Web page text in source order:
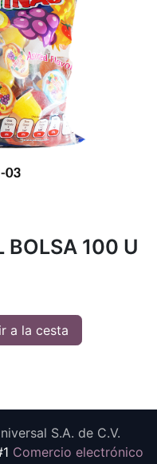
BOLSA 100 U
a la cesta
S.A. de C.V.
Comercio electrónico